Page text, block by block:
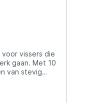
voor vissers die
gaan. Met 10
van stevig